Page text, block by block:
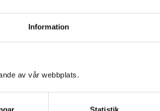
Information
av vår webbplats.